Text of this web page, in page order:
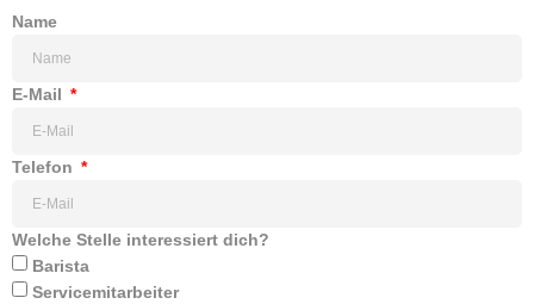
Name
E-Mail
Telefon
Welche Stelle interessiert dich?
Barista
Servicemitarbeiter